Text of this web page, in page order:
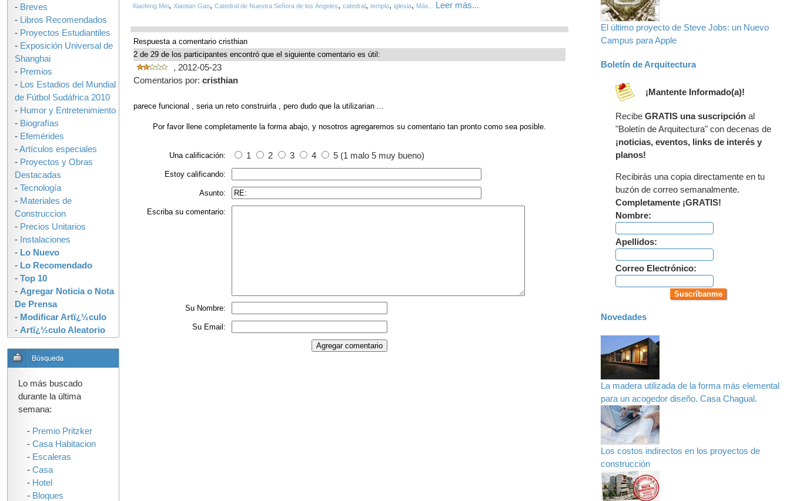
Xiaofeng Mei, Xiaotian Gao, Catedral de Nuestra Señora de los Ángeles, catedral, templo, iglesia, Más... Leer más...
Respuesta a comentario cristhian
2 de 29 de los participantes encontró que el siguiente comentario es útil:
, 2012-05-23
Comentarios por: cristhian
parece funcional , seria un reto construirla , pero dudo que la utilizarian ...
Por favor llene completamente la forma abajo, y nosotros agregaremos su comentario tan pronto como sea posible.
Una calificación: 1 2 3 4 5 (1 malo 5 muy bueno)
Estoy calificando:
Asunto:
Escriba su comentario:
Su Nombre:
Su Email:
El último proyecto de Steve Jobs: un Nuevo
Campus para Apple
Boletín de Arquitectura
¡Mantente Informado(a)!
Recibe GRATIS una suscripción al
"Boletín de Arquitectura" con decenas de
¡noticias, eventos, links de interés y
planos!
Recibirás una copia directamente en tu
buzón de correo semanalmente.
Completamente ¡GRATIS!
Nombre:
Apellidos:
Correo Electrónico:
Novedades
La madera utilizada de la forma más elemental
para un acogedor diseño. Casa Chagual.
Los costos indirectos en los proyectos de
construcción
- Breves
- Libros Recomendados
- Proyectos Estudiantiles
- Exposición Universal de
Shanghai
- Premios
- Los Estadios del Mundial
de Fútbol Sudáfrica 2010
- Humor y Entretenimiento
- Biografías
- Efemérides
-Artículos especiales
- Proyectos y Obras
Destacadas
- Tecnología
- Materiales de
Construccion
- Precios Unitarios
- Instalaciones
- Lo Nuevo
- Lo Recomendado
- Top 10
- Agregar Noticia o Nota
De Prensa
- Modificar Artï¿½culo
- Artï¿½culo Aleatorio
Lo más buscado
durante la última
semana:
- Premio Pritzker
- Casa Habitacion
- Escaleras
- Casa
- Hotel
- Bloques